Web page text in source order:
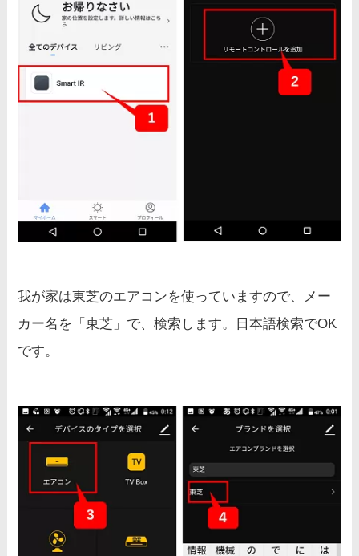
我が家は東芝のエアコンを使っていますので、メー
カー名を「東芝」で、検索します。日本語検索でOK
です。